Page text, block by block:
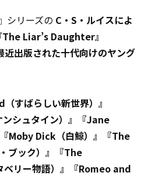
シリーズの C・S・ルイスによ
The Liar’s Daughter』
出版された十代向けのヤング
すばらしい新世界）』
シュタイン）』『Jane
Moby Dick（白鯨）』『The
ブック）』『The
リー物語）』『Romeo and